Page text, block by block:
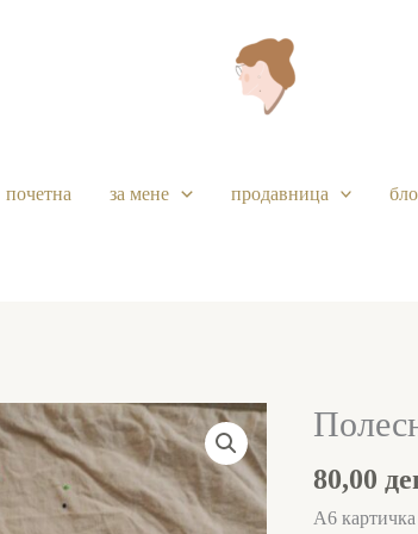
почетна за мене продавница
80,00
А6
Полесно